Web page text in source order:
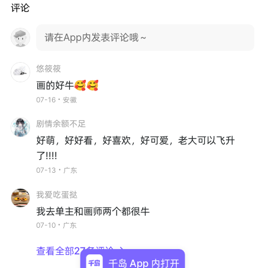
评论
请在App内发表评论哦～
悠筱筱
画的好牛🥰🥰
07-16・安徽
剧情余额不足
好萌，好好看，好喜欢，好可爱，老大可以飞升
了!!!!
07-13・广东
我爱吃蛋挞
我去单主和画师两个都很牛
07-10・广东
查看全部27条评论 
千岛 App 内打开